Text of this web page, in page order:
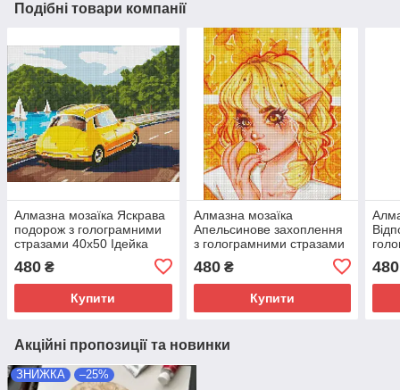
Подібні товари компанії
Алмазна мозаїка Яскрава
подорож з голограмними
стразами 40х50 Ідейка
480 ₴
Купити
Алмазна мозаїка
Апельсинове захоплення
з голограмними стразами
Ідейка (AMO7607)
480₴
Купити
480
Акційні пропозиції та новинки
ЗНИЖКА –25%